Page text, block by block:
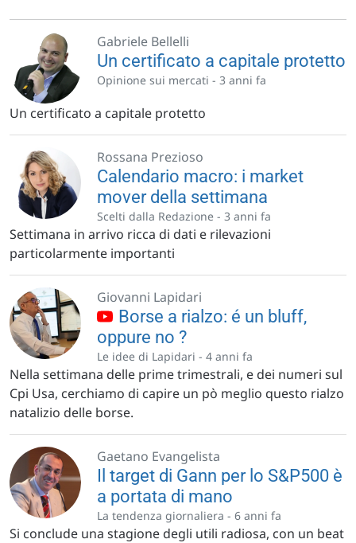
Gabriele Bellelli
Un certificato a capitale protetto
Opinione sui mercati - 3 anni fa
Un certificato a capitale protetto
Rossana Prezioso
Calendario macro: i market
mover della settimana
Scelti dalla Redazione - 3 anni fa
Settimana in arrivo ricca di dati e rilevazioni
particolarmente importanti
Giovanni Lapidari
Borse a rialzo: é un bluff,
oppure no ?
Le idee di Lapidari - 4 anni fa
Nella settimana delle prime trimestrali, e dei numeri sul
Cpi Usa, cerchiamo di capire un pò meglio questo rialzo
natalizio delle borse.
Gaetano Evangelista
Il target di Gann per lo S&P500 è
a portata di mano
La tendenza giornaliera - 6 anni fa
Si conclude una stagione degli utili radiosa, con un beat